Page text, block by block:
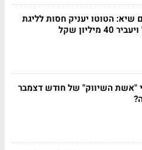
שיא: הטוטו יעניק חסות לליגת
40 מיליון שקל
"אשת השיווק" של חודש דצמבר